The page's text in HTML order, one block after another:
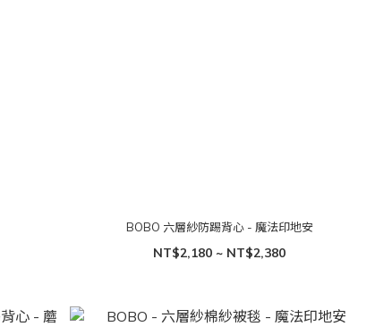
BOBO 六層紗防踢背心 - 魔法印地安
NT$2,180 ~ NT$2,380